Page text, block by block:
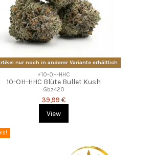
nur noch in anderer Variante erhältlich
⚡10-OH-HHC
10-OH-HHC Blüte Bullet Kush
Gbz420
39,99 €
View